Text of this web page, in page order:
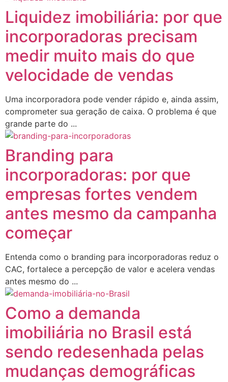
Liquidez imobiliária: por que
incorporadoras precisam
medir muito mais do que
velocidade de vendas
Uma incorporadora pode vender rápido e, ainda assim,
comprometer sua geração de caixa. O problema é que
grande parte do ...
Branding para
incorporadoras: por que
empresas fortes vendem
antes mesmo da campanha
começar
Entenda como o branding para incorporadoras reduz o
CAC, fortalece a percepção de valor e acelera vendas
antes mesmo do ...
Como a demanda
imobiliária no Brasil está
sendo redesenhada pelas
mudanças demográficas